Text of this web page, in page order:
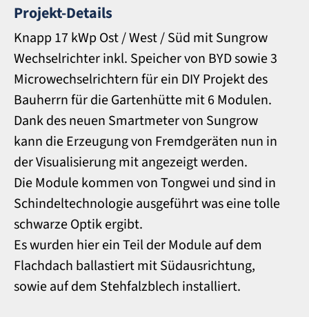
Projekt-Details
Knapp 17 kWp Ost / West / Süd mit Sungrow
Wechselrichter inkl. Speicher von BYD sowie 3
Microwechselrichtern für ein DIY Projekt des
Bauherrn für die Gartenhütte mit 6 Modulen.
Dank des neuen Smartmeter von Sungrow
kann die Erzeugung von Fremdgeräten nun in
der Visualisierung mit angezeigt werden.
Die Module kommen von Tongwei und sind in
Schindeltechnologie ausgeführt was eine tolle
schwarze Optik ergibt.
Es wurden hier ein Teil der Module auf dem
Flachdach ballastiert mit Südausrichtung,
sowie auf dem Stehfalzblech installiert.